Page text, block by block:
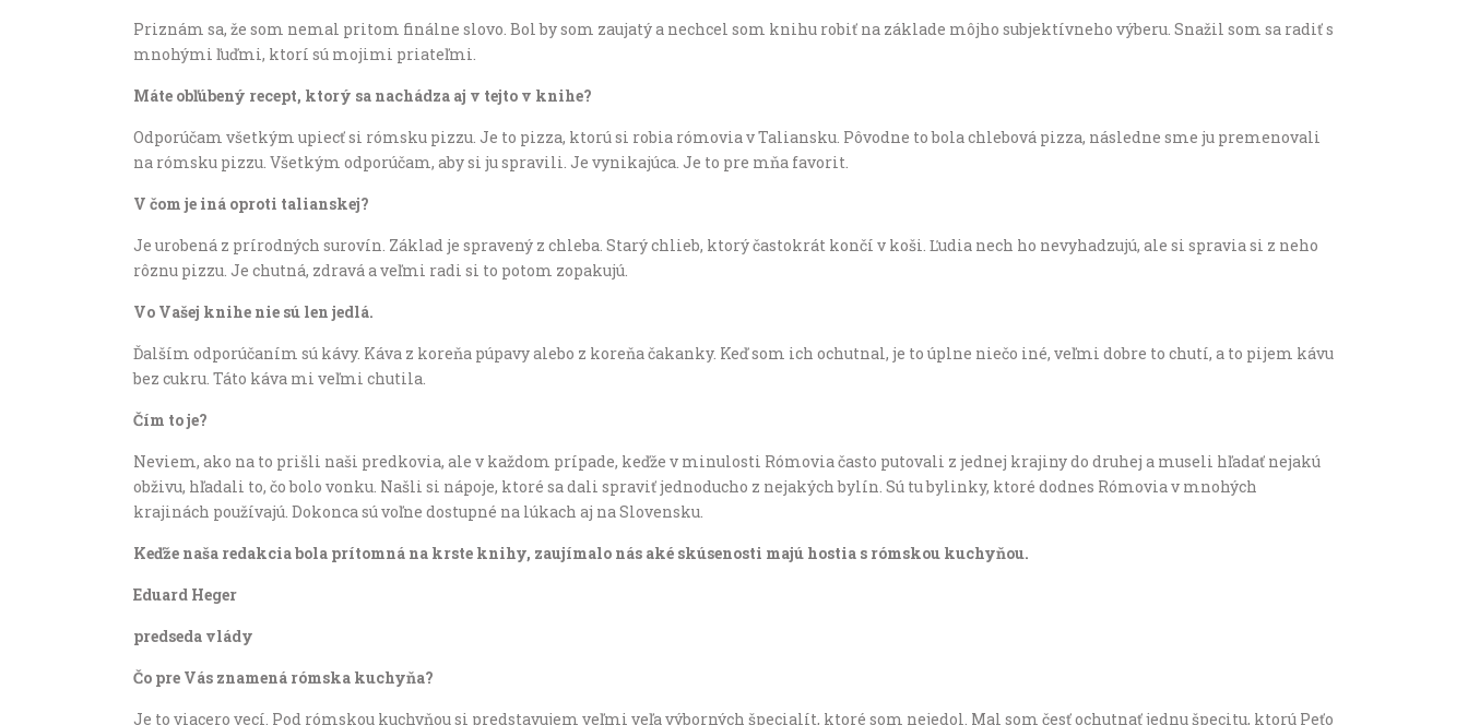
Priznám sa, že som nemal pritom finálne slovo. Bol by som zaujatý a nechcel som knihu robiť na základe môjho subjektívneho výberu. Snažil som sa radiť s
mnohými ľuďmi, ktorí sú mojimi priateľmi.
Máte obľúbený recept, ktorý sa nachádza aj v tejto v knihe?
Odporúčam všetkým upiecť si rómsku pizzu. Je to pizza, ktorú si robia rómovia v Taliansku. Pôvodne to bola chlebová pizza, následne sme ju premenovali
na rómsku pizzu. Všetkým odporúčam, aby si ju spravili. Je vynikajúca. Je to pre mňa favorit.
V čom je iná oproti talianskej?
Je urobená z prírodných surovín. Základ je spravený z chleba. Starý chlieb, ktorý častokrát končí v koši. Ľudia nech ho nevyhadzujú, ale si spravia si z neho
rôznu pizzu. Je chutná, zdravá a veľmi radi si to potom zopakujú.
Vo Vašej knihe nie sú len jedlá.
Ďalším odporúčaním sú kávy. Káva z koreňa púpavy alebo z koreňa čakanky. Keď som ich ochutnal, je to úplne niečo iné, veľmi dobre to chutí, a to pijem kávu
bez cukru. Táto káva mi veľmi chutila.
Čím to je?
Neviem, ako na to prišli naši predkovia, ale v každom prípade, keďže v minulosti Rómovia často putovali z jednej krajiny do druhej a museli hľadať nejakú
obživu, hľadali to, čo bolo vonku. Našli si nápoje, ktoré sa dali spraviť jednoducho z nejakých bylín. Sú tu bylinky, ktoré dodnes Rómovia v mnohých
krajinách používajú. Dokonca sú voľne dostupné na lúkach aj na Slovensku.
Keďže naša redakcia bola prítomná na krste knihy, zaujímalo nás aké skúsenosti majú hostia s rómskou kuchyňou.
Eduard Heger
predseda vlády
Čo pre Vás znamená rómska kuchyňa?
Je to viacero vecí. Pod rómskou kuchyňou si predstavujem veľmi veľa výborných špecialít, ktoré som nejedol. Mal som česť ochutnať jednu špecitu, ktorú Peťo